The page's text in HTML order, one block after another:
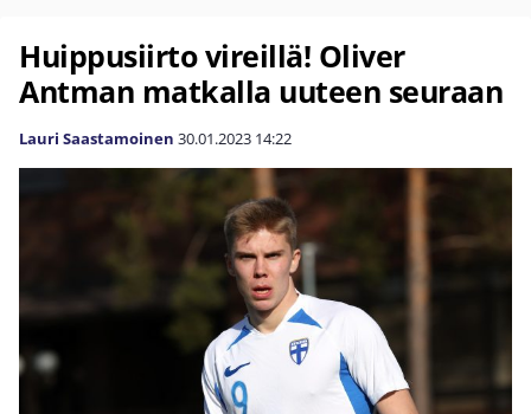
Huippusiirto vireillä! Oliver
Antman matkalla uuteen seuraan
Lauri Saastamoinen 30.01.2023 14:22